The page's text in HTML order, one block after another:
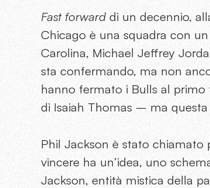
Fast forward di un decennio,
Chicago è una squadra con
Carolina, Michael Jeffrey
sta confermando, ma non
hanno fermato i Bulls al
di Isaiah Thomas – ma questa
Phil Jackson è stato chiamato
vincere ha un’idea, uno
Jackson, entità mistica della